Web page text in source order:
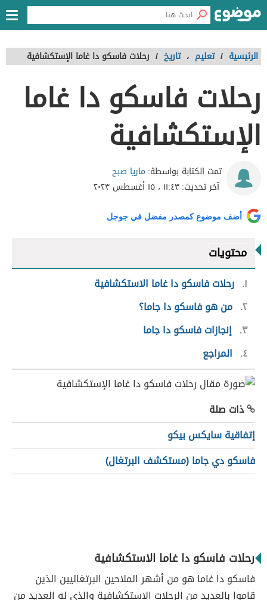
الرئيسية / تعليم ، تاريخ / رحلات فاسكو دا غاما الإستكشافية
رحلات فاسكو دا غاما
الإستكشافية
تمت الكتابة بواسطة: ماريا صبح
آخر تحديث:١١:٤٣ ، ١٥ أغسطس ٢٠٢٣
أضف موضوع كمصدر مفضل في جوجل
محتويات
١ رحلات فاسكو دا غاما الاستكشافية
٢ من هو فاسكو دا جاما؟
٣ إنجازات فاسكو دا جاما
٤
المراجع
ذات صلة
إتفاقية سايكس بيكو
فاسكو دي جاما (مستكشف البرتغال)
رحلات فاسكو دا غاما الاستكشافية
فاسكو دا غاما هو من أشهر الملاحين البرتغاليين الذين
قاموا بالعديد من الرحلات الاستكشافية والذي له العديد من